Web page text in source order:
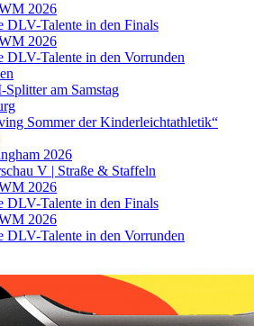
2026
DLV-Talente in den Finals
2026
DLV-Talente in den Vorrunden
am Samstag
Sommer der Kinderleichtathletik“
2026
V | Straße & Staffeln
2026
DLV-Talente in den Finals
2026
DLV-Talente in den Vorrunden